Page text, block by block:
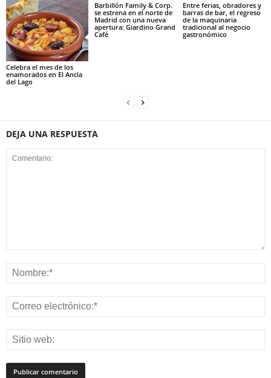
Celebra el mes de los
enamorados en El Ancla
del Lago
Barbillón Family & Corp.
se estrena en el norte de
Madrid con una nueva
apertura: Giardino Grand
Café
Entre ferias, obradores y
barras de bar, el regreso
de la maquinaria
tradicional al negocio
gastronómico
DEJA UNA RESPUESTA